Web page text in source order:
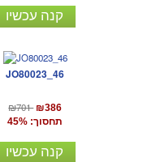
קנה עכשיו
JO80023_46
₪701 ₪386
תחסוך: 45%
קנה עכשיו